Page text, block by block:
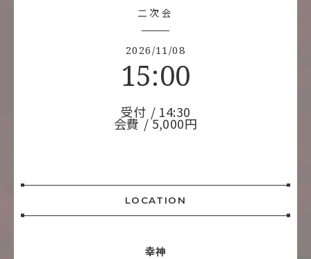
二次会
2026/11/08
15:00
受付 14:30
会費 5,000円
LOCATION
幸神